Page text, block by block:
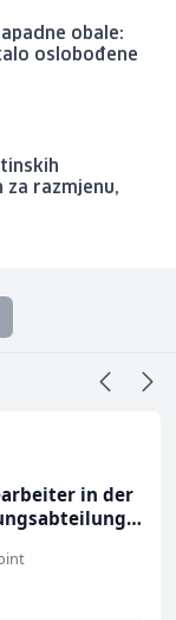
obale:
oslobođene
razmjenu,
in der